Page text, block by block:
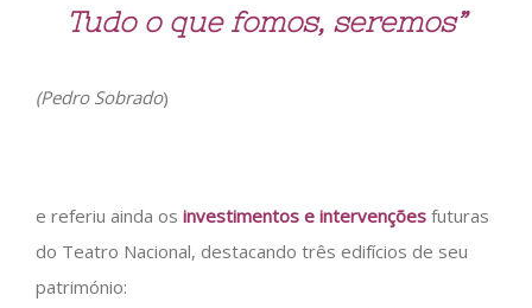
Tudo o que fomos, seremos”
(Pedro Sobrado)
e referiu ainda os investimentos e intervenções futuras
do Teatro Nacional, destacando três edifícios de seu
património: